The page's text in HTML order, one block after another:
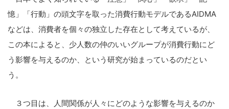
憶」「行動」の頭文字を取った消費行動モデルであるAIDMA
などは、消費者を個々の独立した存在として考えているが、
この本によると、少人数の仲のいいグループが消費行動にど
う影響を与えるのか、という研究が始まっているのだとい
う。
３つ目は、人間関係が人々にどのような影響を与えるのか